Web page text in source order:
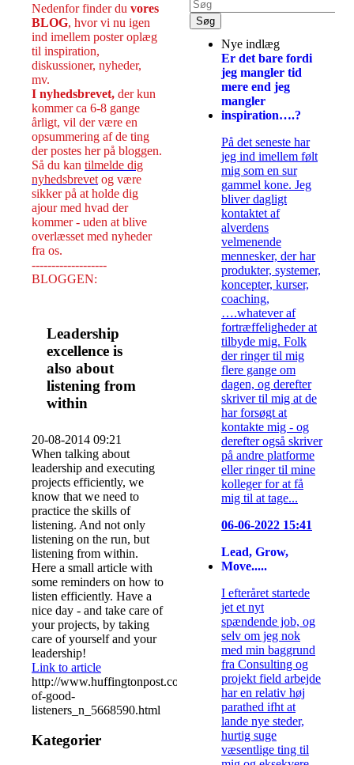
Nedenfor finder du vores
BLOG, hvor vi nu igen
ind imellem poster oplæg
til inspiration,
diskussioner, nyheder,
mv.
I nyhedsbrevet, der kun
kommer ca 6-8 gange
årligt, vil der være en
opsummering af de ting
der postes her på bloggen.
Så du kan tilmelde dig
nyhedsbrevet og være
sikker på at holde dig
ajour med hvad der
kommer - uden at blive
overlæsset med nyheder
fra os.
-------------------
BLOGGEN:
Leadership
excellence is
also about
listening from
within
20-08-2014 09:21
When talking about
leadership and executing
projects efficiently, we
know that we need to
practice the skills of
listening. And not only
listening on the run, but
listening from within.
Here a small article with
some reminders on how to
listen efficiently. Have a
nice day - and take care of
your projects, by taking
care of yourself and your
leadership!
Link to article
http://www.huffingtonpost.com/2014/08/14/habits-
of-good-
listeners_n_5668590.html
Kategorier
Nye indlæg
Er det bare fordi
jeg mangler tid
mere end jeg
mangler
inspiration….?
På det seneste har
jeg ind imellem følt
mig som en sur
gammel kone. Jeg
bliver dagligt
kontaktet af
alverdens
velmenende
mennesker, der har
produkter, systemer,
koncepter, kurser,
coaching,
….whatever af
fortræffeligheder at
tilbyde mig. Folk
der ringer til mig
flere gange om
dagen, og derefter
skriver til mig at de
har forsøgt at
kontakte mig - og
derefter også skriver
på andre platforme
eller ringer til mine
kolleger for at få
mig til at tage...
06-06-2022 15:41
Lead, Grow,
Move.....
I efteråret startede
jet et nyt
spændende job, og
selv om jeg nok
med min baggrund
fra Consulting og
projekt field arbejde
har en relativ høj
parathed ifht at
lande nye steder,
hurtig suge
væsentlige ting til